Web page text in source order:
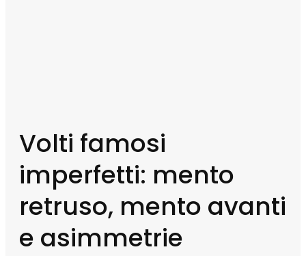
Volti famosi
imperfetti: mento
retruso, mento avanti
e asimmetrie